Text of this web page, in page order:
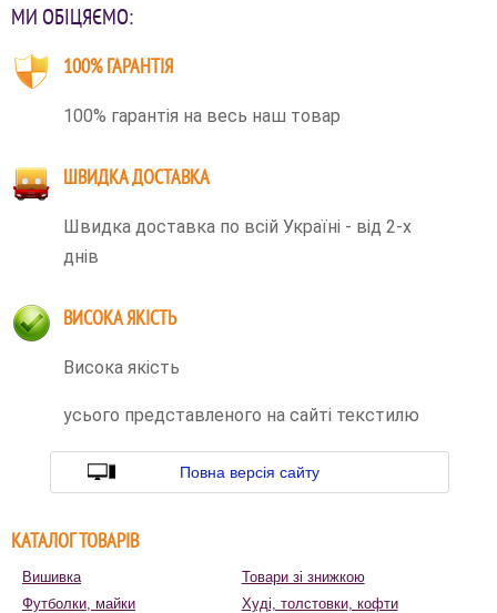
МИ ОБІЦЯЄМО:
100% ГАРАНТІЯ
100% гарантія на весь наш товар
ШВИДКА ДОСТАВКА
Швидка доставка по всій Україні - від 2-х
днів
ВИСОКА ЯКІСТЬ
Висока якість
усього представленого на сайті текстилю
Повна версія сайту
КАТАЛОГ ТОВАРІВ
Вишивка
Товари зі знижкою
Футболки, майки
Худі, толстовки, кофти